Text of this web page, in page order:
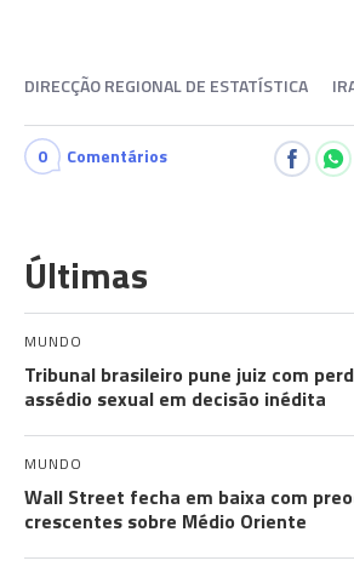
DIRECÇÃO REGIONAL DE ESTATÍSTICA
0 Comentários
Últimas
MUNDO
Tribunal brasileiro pune juiz com
assédio sexual em decisão inédita
MUNDO
Wall Street fecha em baixa com
crescentes sobre Médio Oriente